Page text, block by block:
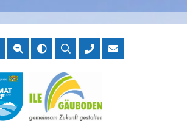
Suche